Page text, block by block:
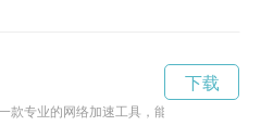
款专业的网络加速工具，能够帮助用户提
下载